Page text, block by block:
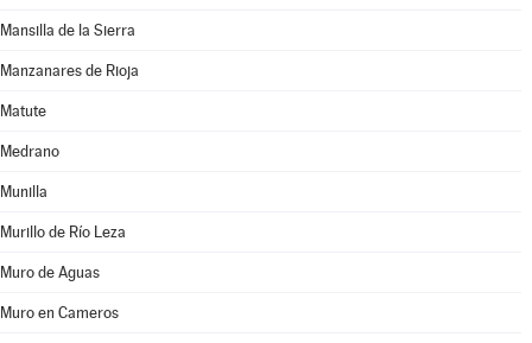
Mansilla de la Sierra
Manzanares de Rioja
Matute
Medrano
Munilla
Murillo de Río Leza
Muro de Aguas
Muro en Cameros